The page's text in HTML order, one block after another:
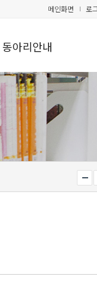
메인화면 로
동아리안내